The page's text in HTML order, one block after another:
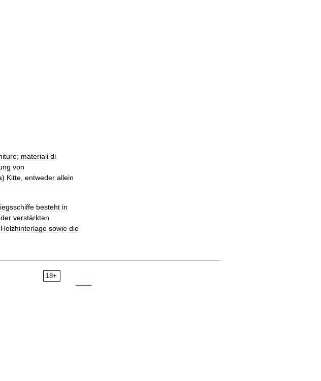
; materiali di
von
) Kitte entweder allein
besteht in
der verstärkten
Holzhinterlage sowie die
18+